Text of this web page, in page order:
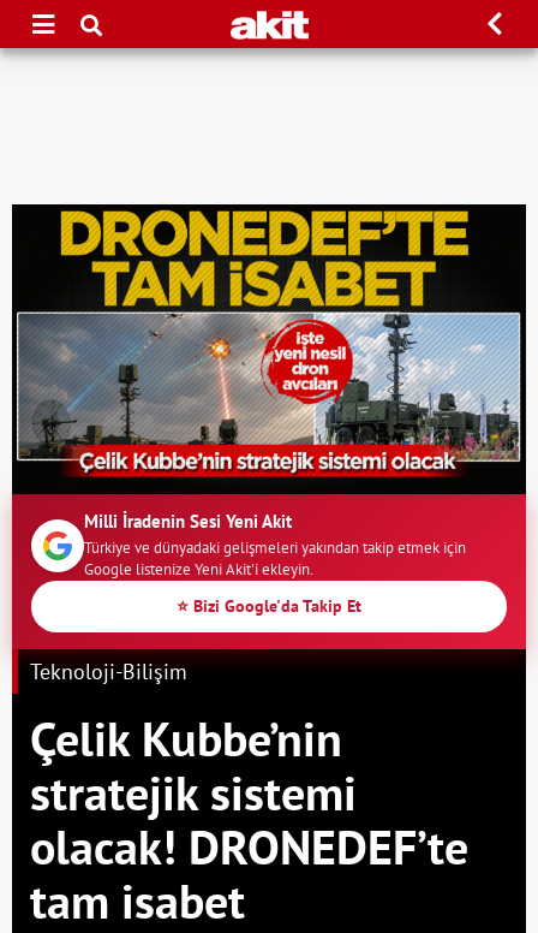
Milli İradenin Sesi Yeni Akit
Türkiye ve dünyadaki gelişmeleri yakından takip etmek için
Google listenize Yeni Akit'i ekleyin.
⭐ Bizi Google'da Takip Et
Teknoloji-Bilişim
Çelik Kubbe’nin
stratejik sistemi
olacak! DRONEDEF’te
tam isabet